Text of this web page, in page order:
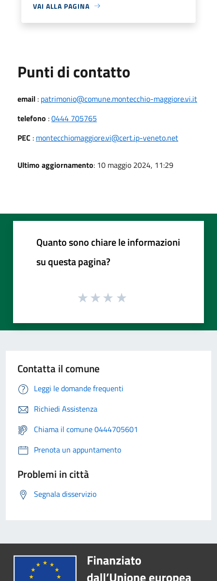
VAI ALLA PAGINA
Punti di contatto
email : patrimonio@comune.montecchio-maggiore.vi.it
telefono :0444 705765
PEC : montecchiomaggiore.vi@cert.ip-veneto.net
Ultimo aggiornamento: 10 maggio 2024, 11:29
Quanto sono chiare le informazioni
su questa pagina?
Contatta il comune
Leggi le domande frequenti
Richiedi Assistenza
Chiama il comune 0444705601
Prenota un appuntamento
Problemi in città
Segnala disservizio